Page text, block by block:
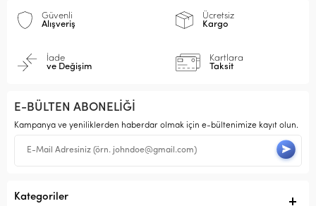
Güvenli
Alışveriş
Ücretsiz
Kargo
İade
ve Değişim
Kartlara
Taksit
E-BÜLTEN ABONELİĞİ
Kampanya ve yeniliklerden haberdar olmak için e-bültenimize kayıt olun.
Kategoriler